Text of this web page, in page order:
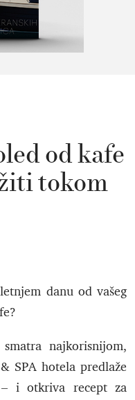
od kafe
tokom
danu od vašeg
najkorisnijom,
SPA hotela predlaže
i otkriva recept za